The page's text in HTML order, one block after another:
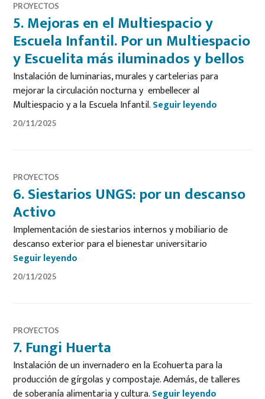
PROYECTOS
5. Mejoras en el Multiespacio y
Escuela Infantil. Por un Multiespacio
y Escuelita más iluminados y bellos
Instalación de luminarias, murales y cartelerias para
mejorar la circulación nocturna y embellecer al
Multiespacio y a la Escuela Infantil.Seguir leyendo
20/11/2025
PROYECTOS
6. Siestarios UNGS: por un descanso
Activo
Implementación de siestarios internos y mobiliario de
descanso exterior para el bienestar universitario
Seguir leyendo
20/11/2025
PROYECTOS
7. Fungi Huerta
Instalación de un invernadero en la Ecohuerta para la
producción de gírgolas y compostaje. Además, de talleres
de soberanía alimentaria y cultura.Seguir leyendo